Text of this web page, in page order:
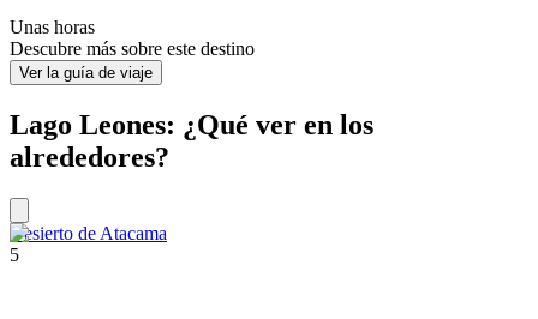
Unas horas
Descubre más sobre este destino
Ver la guía de viaje
Lago Leones: ¿Qué ver en los
alrededores?
Desierto de Atacama
5